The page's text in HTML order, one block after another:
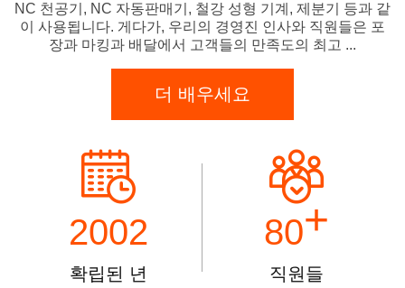
NC 천공기, NC 자동판매기, 철강 성형 기계, 제분기 등과 같
이 사용됩니다. 게다가, 우리의 경영진 인사와 직원들은 포
장과 마킹과 배달에서 고객들의 만족도의 최고 ...
더 배우세요
2002
확립된 년
80+
직원들